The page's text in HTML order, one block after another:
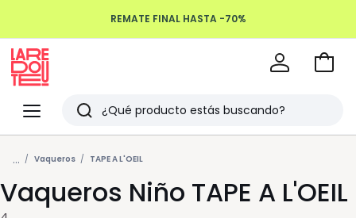
REMATE FINAL HASTA -70%
Menu
Redoute
Buscar
Últimos
artículos
vistos
Ir
... Vaqueros TAPE A L'OEIL
Vaqueros Niño TAPE A L'OEIL